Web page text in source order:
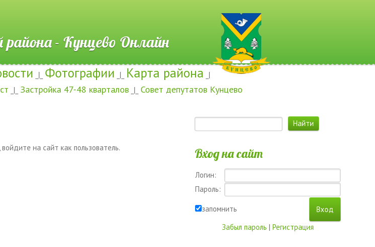
- Кунцево Онлайн
_|_ Фотографии _|_ Карта района _|
_|_ Застройка 47-48 кварталов _|_ Совет депутатов Кунцево
на сайт как пользователь. Вход на сайт
Логин:
Пароль:
запомнить
Забыл пароль | Регистрация